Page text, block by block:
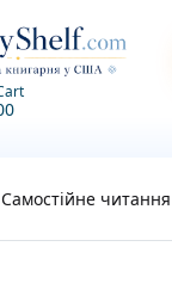
Самостійне